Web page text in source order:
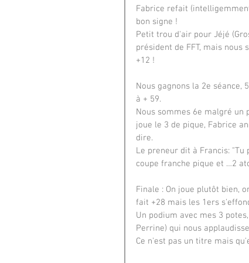
Fabrice refait
bon signe !
Petit trou d'air pour Jéjé
président de FFT, mais
+12 !
Nous gagnons la 2e
à + 59.
Nous sommes 6e malgré un
joue le 3 de pique, Fabrice
dire.
Le preneur dit à Francis:
coupe franche pique et …2
Finale : On joue plutôt bien,
fait +28 mais les 1ers
Un podium avec mes 3
Perrine) qui nous
Ce n'est pas un titre mais